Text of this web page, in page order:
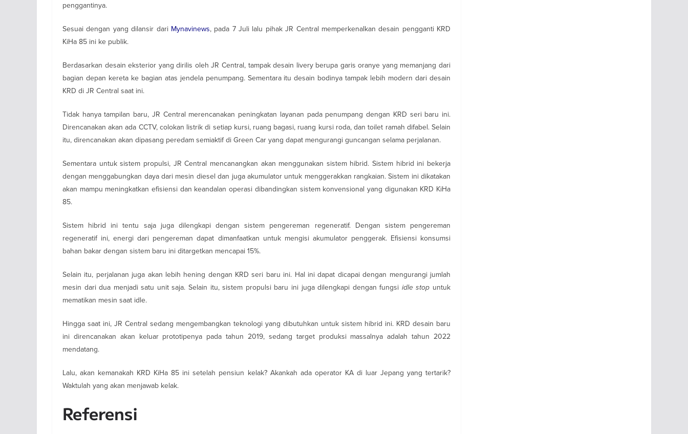
penggantinya.
Sesuai dengan yang dilansir dari Mynavinews, pada 7 Juli lalu pihak JR Central memperkenalkan desain pengganti KRD
KiHa 85 ini ke publik.
Berdasarkan desain eksterior yang dirilis oleh JR Central, tampak desain livery berupa garis oranye yang memanjang dari
bagian depan kereta ke bagian atas jendela penumpang. Sementara itu desain bodinya tampak lebih modern dari desain
KRD di JR Central saat ini.
Tidak hanya tampilan baru, JR Central merencanakan peningkatan layanan pada penumpang dengan KRD seri baru ini.
Direncanakan akan ada CCTV, colokan listrik di setiap kursi, ruang bagasi, ruang kursi roda, dan toilet ramah difabel. Selain
itu, direncanakan akan dipasang peredam semiaktif di Green Car yang dapat mengurangi guncangan selama perjalanan.
Sementara untuk sistem propulsi, JR Central mencanangkan akan menggunakan sistem hibrid. Sistem hibrid ini bekerja
dengan menggabungkan daya dari mesin diesel dan juga akumulator untuk menggerakkan rangkaian. Sistem ini dikatakan
akan mampu meningkatkan efisiensi dan keandalan operasi dibandingkan sistem konvensional yang digunakan KRD KiHa
85.
Sistem hibrid ini tentu saja juga dilengkapi dengan sistem pengereman regeneratif. Dengan sistem pengereman
regeneratif ini, energi dari pengereman dapat dimanfaatkan untuk mengisi akumulator penggerak. Efisiensi konsumsi
bahan bakar dengan sistem baru ini ditargetkan mencapai 15%.
Selain itu, perjalanan juga akan lebih hening dengan KRD seri baru ini. Hal ini dapat dicapai dengan mengurangi jumlah
mesin dari dua menjadi satu unit saja. Selain itu, sistem propulsi baru ini juga dilengkapi dengan fungsi idle stop untuk
mematikan mesin saat idle.
Hingga saat ini, JR Central sedang mengembangkan teknologi yang dibutuhkan untuk sistem hibrid ini. KRD desain baru
ini direncanakan akan keluar prototipenya pada tahun 2019, sedang target produksi massalnya adalah tahun 2022
mendatang.
Lalu, akan kemanakah KRD KiHa 85 ini setelah pensiun kelak? Akankah ada operator KA di luar Jepang yang tertarik?
Waktulah yang akan menjawab kelak.
Referensi